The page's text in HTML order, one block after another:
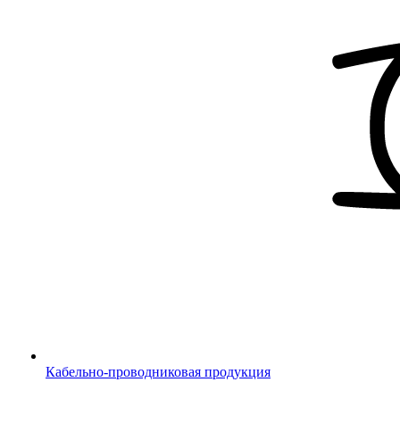
Кабельно-проводниковая продукция